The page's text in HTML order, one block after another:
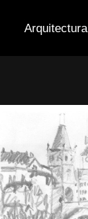
Arquitectura